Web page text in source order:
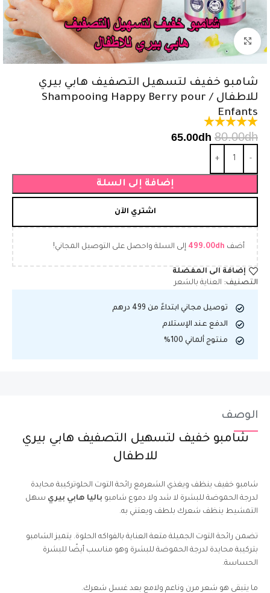
اضغط للتكبير
شامبو خفيف لتسهيل التصفيف هابي بيري
للاطفال / Shampooing Happy Berry pour
Enfants
80.00dh
65.00dh
إضافة إلى السلة
اشتري الآن
أضف 499.00dh إلى السلة واحصل على التوصيل المجاني!
إضافة الى المفضلة
التصنيف: العناية بالشعر
توصيل مجاني ابتداءً من 499 درهم
الدفع عند الإستلام
منتوج ألماني 100%
الوصف
شامبو خفيف لتسهيل التصفيف هابي بيري
للاطفال
شامبو خفيف ينظف ويغذي الشعرمع رائحة التوت الحلوتركيبة محايدة
لدرجة الحموضة للبشرة لا شد ولا دموع شامبو باليا هابي بيري سهل
التمشيط ينظف شعرك بلطف ويعتني به.
تضمن رائحة التوت الجميلة متعة العناية بالفواكه الحلوة. يتميز الشامبو
بتركيبة محايدة لدرجة الحموضة للبشرة وهو مناسب أيضًا للبشرة
الحساسة.
ما يتبقى هو شعر مرن وناعم ولامع بعد غسل شعرك.